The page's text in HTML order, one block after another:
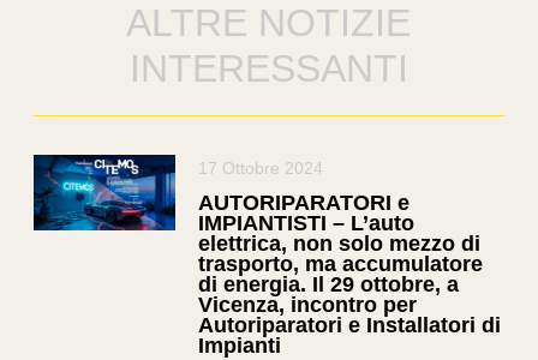
ALTRE NOTIZIE
INTERESSANTI
17 Ottobre 2024
AUTORIPARATORI e
IMPIANTISTI – L’auto
elettrica, non solo mezzo di
trasporto, ma accumulatore
di energia. Il 29 ottobre, a
Vicenza, incontro per
Autoriparatori e Installatori di
Impianti